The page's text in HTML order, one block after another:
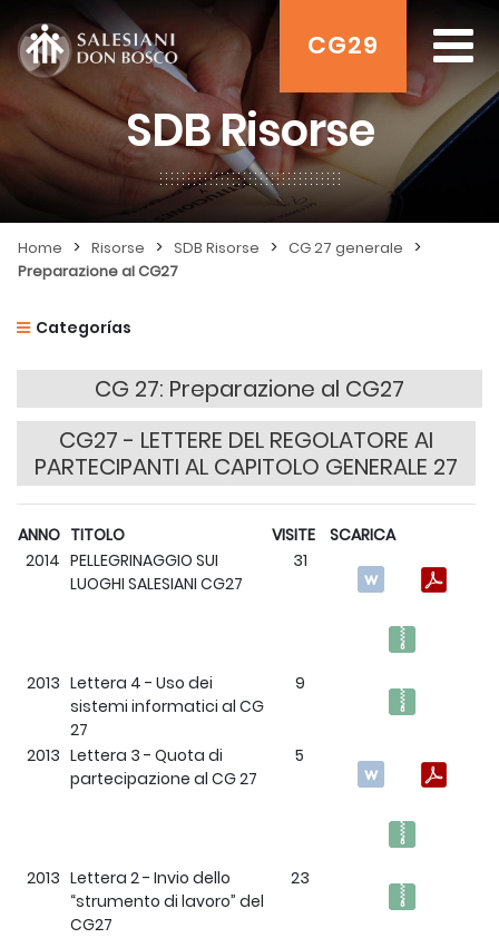
CG29
SDB Risorse
Home > Risorse > SDB Risorse > CG 27 generale >
Preparazione al CG27
Categorías
CG 27: Preparazione al CG27
CG27 - LETTERE DEL REGOLATORE AI
PARTECIPANTI AL CAPITOLO GENERALE 27
ANNO TITOLO VISITE
SCARICA
2014 PELLEGRINAGGIO SUI
LUOGHI SALESIANI CG27
31
2013 Lettera 4 - Uso dei
sistemi informatici al CG
27
9
2013 Lettera 3 - Quota di
partecipazione al CG 27
5
2013 Lettera 2 - Invio dello
“strumento di lavoro” del
CG27
23